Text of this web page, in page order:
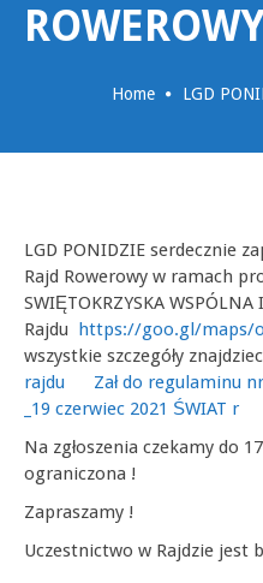
Home LGD
LGD PONIDZIE serdecznie
Rajd Rowerowy w ramach
SWIĘTOKRZYSKA
Rajdu https://goo.gl/maps/
wszystkie szczegóły
rajdu
Zał do regulaminu
_19 czerwiec 2021 ŚWIAT r
Na zgłoszenia czekamy do
ograniczona !
Zapraszamy !
Uczestnictwo w Rajdzie jest